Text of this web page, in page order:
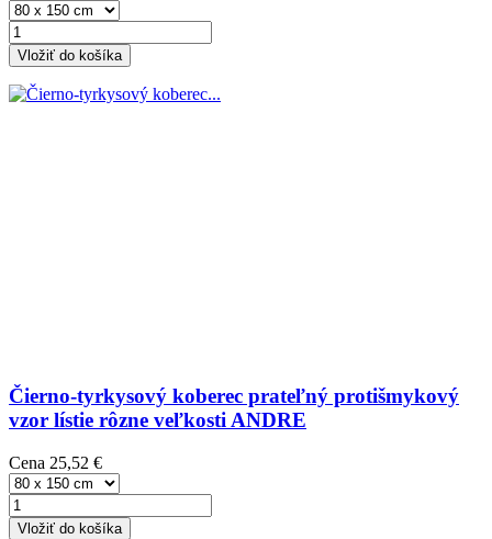
Vložiť do košíka
Čierno-tyrkysový koberec prateľný protišmykový
vzor lístie rôzne veľkosti ANDRE
Cena 25,52 €
Vložiť do košíka